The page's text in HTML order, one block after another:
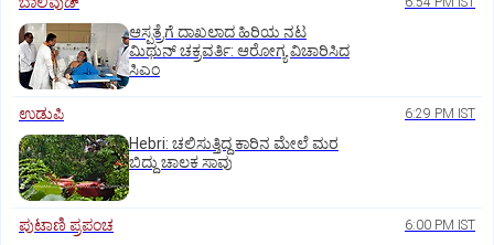
ಆಸ್ಪತ್ರೆಗೆ ದಾಖಲಾದ ಹಿರಿಯ ನಟ
ಮಿಥುನ್ ಚಕ್ರವರ್ತಿ: ಆರೋಗ್ಯ ವಿಚಾರಿಸಿದ
ಸಿಎಂ
ಉಡುಪಿ 6:29 PM IST
Hebri: ಚಲಿಸುತ್ತಿದ್ದ ಕಾರಿನ ಮೇಲೆ ಮರ
ಬಿದ್ದು ಚಾಲಕ ಸಾವು
ಪುಟಾಣಿ ಪ್ರಪಂಚ 6:00 PM IST